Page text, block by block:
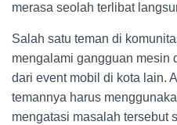
merasa seolah terlibat
Salah satu teman di
mengalami gangguan mesin
dari event mobil di kota lain.
temannya harus
mengatasi masalah tersebut